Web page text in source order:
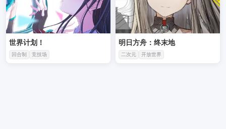
世界计划！
回合制 竞技场
明日方舟：终末地
二次元 开放世界